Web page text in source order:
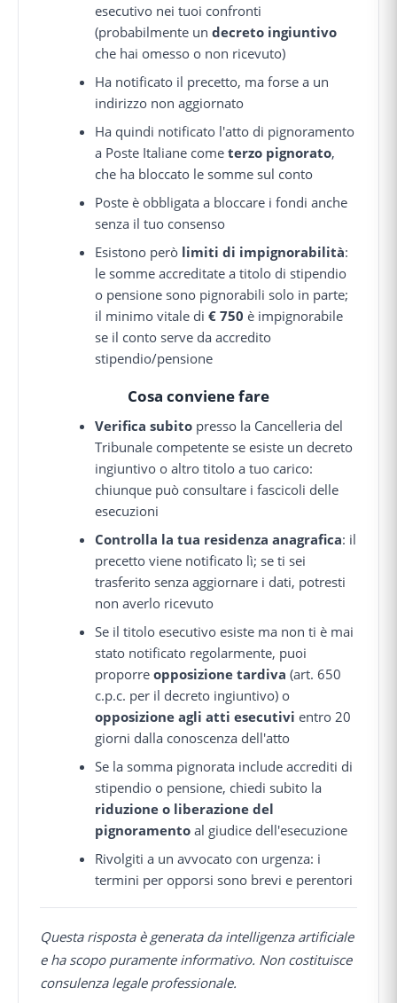
esecutivo nei tuoi confronti
(probabilmente undecreto ingiuntivo
che hai omesso o non ricevuto)
Ha notificato il precetto, ma forse a un
indirizzo non aggiornato
Ha quindi notificato l'atto di pignoramento
a Poste Italiane cometerzo pignorato,
che ha bloccato le somme sul conto
Poste è obbligata a bloccare i fondi anche
senza il tuo consenso
Esistono però limiti di impignorabilità:
le somme accreditate a titolo di stipendio
o pensione sono pignorabili solo in parte;
il minimo vitale di€ 750 è impignorabile
se il conto serve da accredito
stipendio/pensione
Cosa conviene fare
Verifica subito presso la Cancelleria del
Tribunale competente se esiste un decreto
ingiuntivo o altro titolo a tuo carico:
chiunque può consultare i fascicoli delle
esecuzioni
Controlla la tua residenza anagrafica: il
precetto viene notificato lì; se ti sei
trasferito senza aggiornare i dati, potresti
non averlo ricevuto
Se il titolo esecutivo esiste ma non ti è mai
stato notificato regolarmente, puoi
proporreopposizione tardiva (art. 650
c.p.c. per il decreto ingiuntivo) o
opposizione agli atti esecutivi entro 20
giorni dalla conoscenza dell'atto
Se la somma pignorata include accrediti di
stipendio o pensione, chiedi subito la
riduzione o liberazione del
pignoramento al giudice dell'esecuzione
Rivolgiti a un avvocato con urgenza: i
termini per opporsi sono brevi e perentori
Questa risposta è generata da intelligenza artificiale
e ha scopo puramente informativo. Non costituisce
consulenza legale professionale.